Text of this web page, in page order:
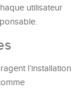
utilisateur
l’installation